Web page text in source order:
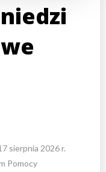
sierpnia 2026 r.
Pomocy